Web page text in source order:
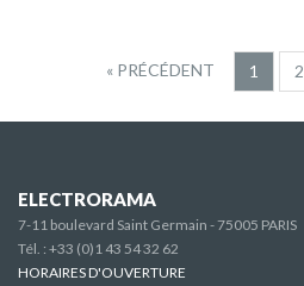
« PRÉCÉDENT 1 2
ELECTRORAMA
7-11 boulevard Saint Germain - 75005 PARIS
Tél. : +33 (0)1 43 54 32 62
HORAIRES D'OUVERTURE